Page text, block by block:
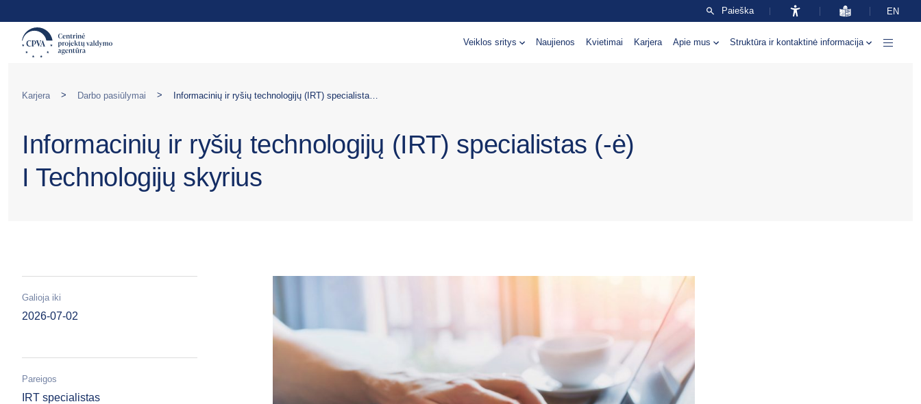
Paieška EN
Veiklos sritys Naujienos Kvietimai Karjera Apie mus Struktūra ir kontaktinė informacija
Karjera > Darbo pasiūlymai >
Informacinių ir ryšių technologijų (IRT) specialistas (-ė)
I Technologijų skyrius
Galioja iki
2026-07-02
Pareigos
IRT specialistas